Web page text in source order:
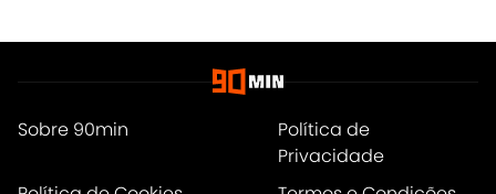
Sobre 90min
Política de
Privacidade